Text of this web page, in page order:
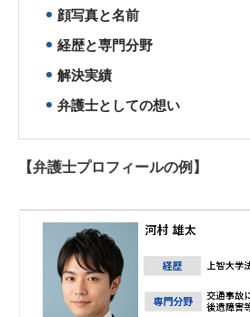
顔写真と名前
経歴と専門分野
解決実績
弁護士としての想い
【弁護士プロフィールの例】